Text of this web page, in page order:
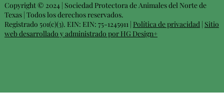
Copyright © 2024 | Sociedad Protectora de Animales del Norte de
Texas | Todos los derechos reservados.
Registrado 501(c)(3). EIN: EIN: 75-1245911 | Política de privacidad| Sitio
web desarrollado y administrado por HG Design+